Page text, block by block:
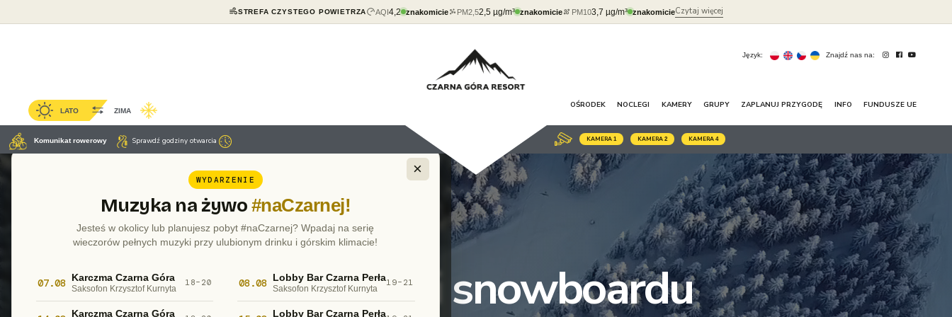
×
WYDARZENIE
Muzyka na żywo #naCzarnej!
Jesteś w okolicy lub planujesz pobyt #naCzarnej? Wpadaj na serię
wieczorów pełnych muzyki przy ulubionym drinku i górskim klimacie!
07.08 Karczma Czarna Góra
Saksofon Krzysztof Kurnyta
18–20 08.08 Lobby Bar Czarna Perła
Saksofon Krzysztof Kurnyta
19–21
Karczma Czarna Góra Lobby Bar Czarna Perła
STREFA CZYSTEGO POWIETRZA AQI4,2 znakomicie PM2,52,5 µg/m³ znakomicie PM103,7 µg/m³ znakomicieCzytaj więcej
Język: Znajdź nas na:
LATO ZIMA
OŚRODEK NOCLEGI KAMERY GRUPY ZAPLANUJ PRZYGODĘ INFO FUNDUSZE UE
Komunikat rowerowy Sprawdź godziny otwarcia KAMERA1 KAMERA2 KAMERA4
Czarna Góra Resort • 3 lokalizacje
Wypożyczalnie nart i snowboardu